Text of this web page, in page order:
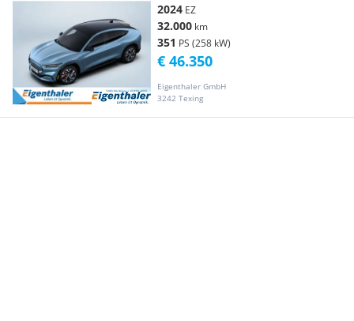
2024 EZ
32.000 km
351 PS (258 kW)
Eigenthaler GmbH
3242 Texing
€ 46.350